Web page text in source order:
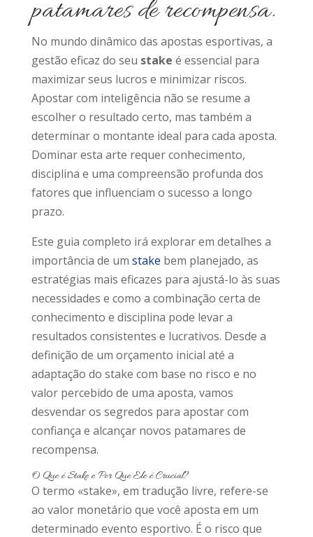
patamares de recompensa.
No mundo dinâmico das apostas esportivas, a
gestão eficaz do seu stake é essencial para
maximizar seus lucros e minimizar riscos.
Apostar com inteligência não se resume a
escolher o resultado certo, mas também a
determinar o montante ideal para cada aposta.
Dominar esta arte requer conhecimento,
disciplina e uma compreensão profunda dos
fatores que influenciam o sucesso a longo
prazo.
Este guia completo irá explorar em detalhes a
importância de um stake bem planejado, as
estratégias mais eficazes para ajustá-lo às suas
necessidades e como a combinação certa de
conhecimento e disciplina pode levar a
resultados consistentes e lucrativos. Desde a
definição de um orçamento inicial até a
adaptação do stake com base no risco e no
valor percebido de uma aposta, vamos
desvendar os segredos para apostar com
confiança e alcançar novos patamares de
recompensa.
O Que é Stake e Por Que Ele é Crucial?
O termo «stake», em tradução livre, refere-se
ao valor monetário que você aposta em um
determinado evento esportivo. É o risco que